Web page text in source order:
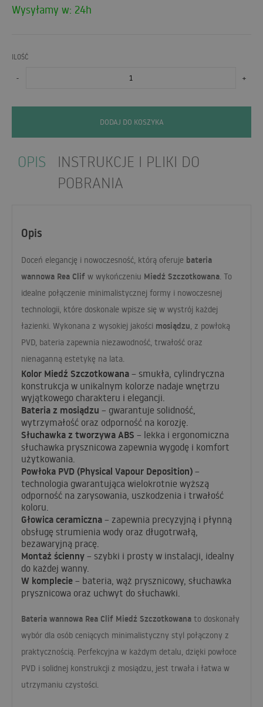
Wysyłamy w: 24h
ILOŚĆ
- +
DODAJ DO KOSZYKA
OPIS
INSTRUKCJE I PLIKI DO
POBRANIA
Opis
Doceń elegancję i nowoczesność, którą oferuje bateria
wannowa Rea Clif w wykończeniu Miedź Szczotkowana. To
idealne połączenie minimalistycznej formy i nowoczesnej
technologii, które doskonale wpisze się w wystrój każdej
łazienki. Wykonana z wysokiej jakości mosiądzu, z powłoką
PVD, bateria zapewnia niezawodność, trwałość oraz
nienaganną estetykę na lata.
Kolor Miedź Szczotkowana – smukła, cylindryczna
konstrukcja w unikalnym kolorze nadaje wnętrzu
wyjątkowego charakteru i elegancji.
Bateria z mosiądzu – gwarantuje solidność,
wytrzymałość oraz odporność na korozję.
Słuchawka z tworzywaABS – lekka i ergonomiczna
słuchawka prysznicowa zapewnia wygodę i komfort
użytkowania.
Powłoka PVD (Physical Vapour Deposition) –
technologia gwarantująca wielokrotnie wyższą
odporność na zarysowania, uszkodzenia i trwałość
koloru.
Głowica ceramiczna – zapewnia precyzyjną i płynną
obsługę strumienia wody oraz długotrwałą,
bezawaryjną pracę.
Montaż ścienny – szybki i prosty w instalacji, idealny
do każdej wanny.
W komplecie – bateria, wąż prysznicowy, słuchawka
prysznicowa oraz uchwyt do słuchawki.
Bateria wannowa Rea Clif Miedź Szczotkowana to doskonały
wybór dla osób ceniących minimalistyczny styl połączony z
praktycznością. Perfekcyjna w każdym detalu, dzięki powłoce
PVD i solidnej konstrukcji z mosiądzu, jest trwała i łatwa w
utrzymaniu czystości.